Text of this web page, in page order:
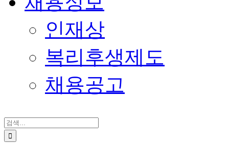
인재상
복리후생제도
채용공고
색
...